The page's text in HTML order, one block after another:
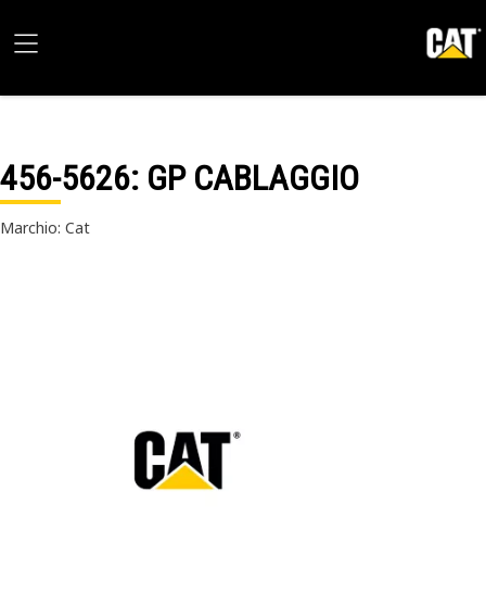
456-5626: GP CABLAGGIO
Marchio: Cat